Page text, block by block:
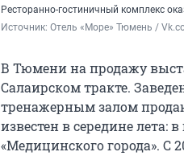
Ресторанно-гостиничный комплекс
Источник: Отель «Море» Тюмень /
В Тюмени на продажу
Салаирском тракте.
тренажерным залом
известен в середине лета:
«Медицинского города». С